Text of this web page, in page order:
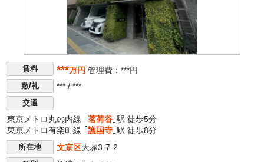
賃料 ***万円 管理費：***円
敷/礼 *** / ***
交通
東京メトロ丸の内線 ｢ 茗荷谷 ｣駅 徒歩5分
東京メトロ有楽町線 ｢ 護国寺 ｣駅 徒歩8分
所在地 文京区大塚3-7-2